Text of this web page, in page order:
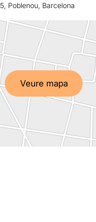
Poblenou, Barcelona
Veure mapa